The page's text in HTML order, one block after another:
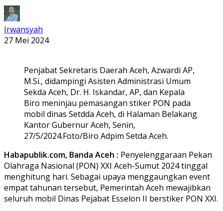
Irwansyah
27 Mei 2024
Penjabat Sekretaris Daerah Aceh, Azwardi AP,
M.Si., didampingi Asisten Administrasi Umum
Sekda Aceh, Dr. H. Iskandar, AP, dan Kepala
Biro meninjau pemasangan stiker PON pada
mobil dinas Setdda Aceh, di Halaman Belakang
Kantor Gubernur Aceh, Senin,
27/5/2024.Foto/Biro Adpim Setda Aceh.
Habapublik.com, Banda Aceh : Penyelenggaraan Pekan
Olahraga Nasional (PON) XXI Aceh-Sumut 2024 tinggal
menghitung hari. Sebagai upaya menggaungkan event
empat tahunan tersebut, Pemerintah Aceh mewajibkan
seluruh mobil Dinas Pejabat Esselon II berstiker PON XXI.